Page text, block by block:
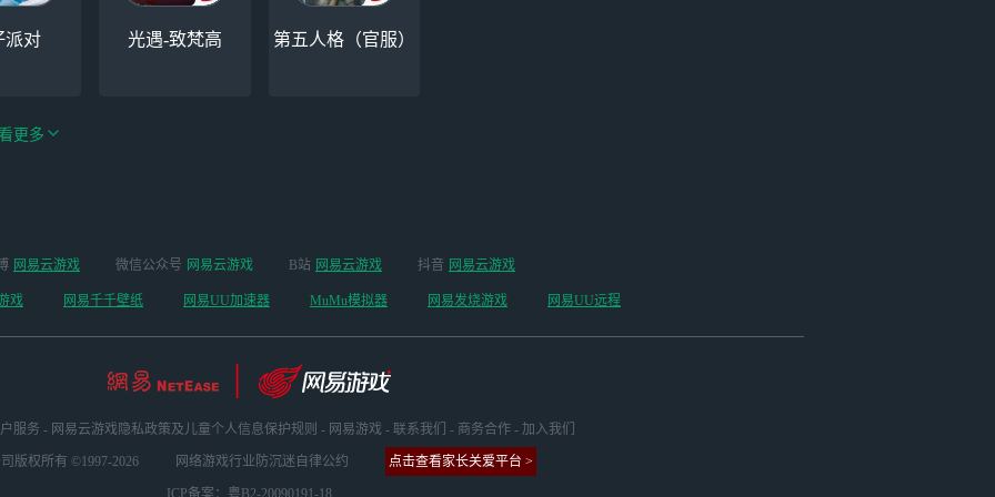
派对 光遇-致梵高 第五人格（官服）
游（全新
启 ）
云手机 阴阳师
更多
网易云游戏 微信公众号 网易云游戏 B站 网易云游戏 抖音 网易云游戏
戏 网易千千壁纸 网易UU加速器 MuMu模拟器 网易发烧游戏 网易UU远程
服务 - 网易云游戏隐私政策及儿童个人信息保护规则 - 网易游戏 - 联系我们 - 商务合作 - 加入我们
版权所有 ©1997-2026 网络游戏行业防沉迷自律公约 点击查看家长关爱平台 >
ICP备案：粤B2-20090191-18